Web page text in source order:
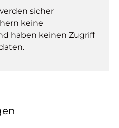
sicher
keine
haben keinen Zugriff